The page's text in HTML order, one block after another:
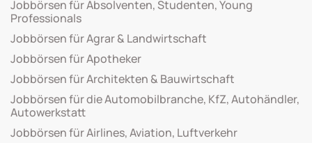
Jobbörsen für Absolventen, Studenten, Young
Professionals
Jobbörsen für Agrar & Landwirtschaft
Jobbörsen für Apotheker
Jobbörsen für Architekten & Bauwirtschaft
Jobbörsen für die Automobilbranche, KfZ, Autohändler,
Autowerkstatt
Jobbörsen für Airlines, Aviation, Luftverkehr